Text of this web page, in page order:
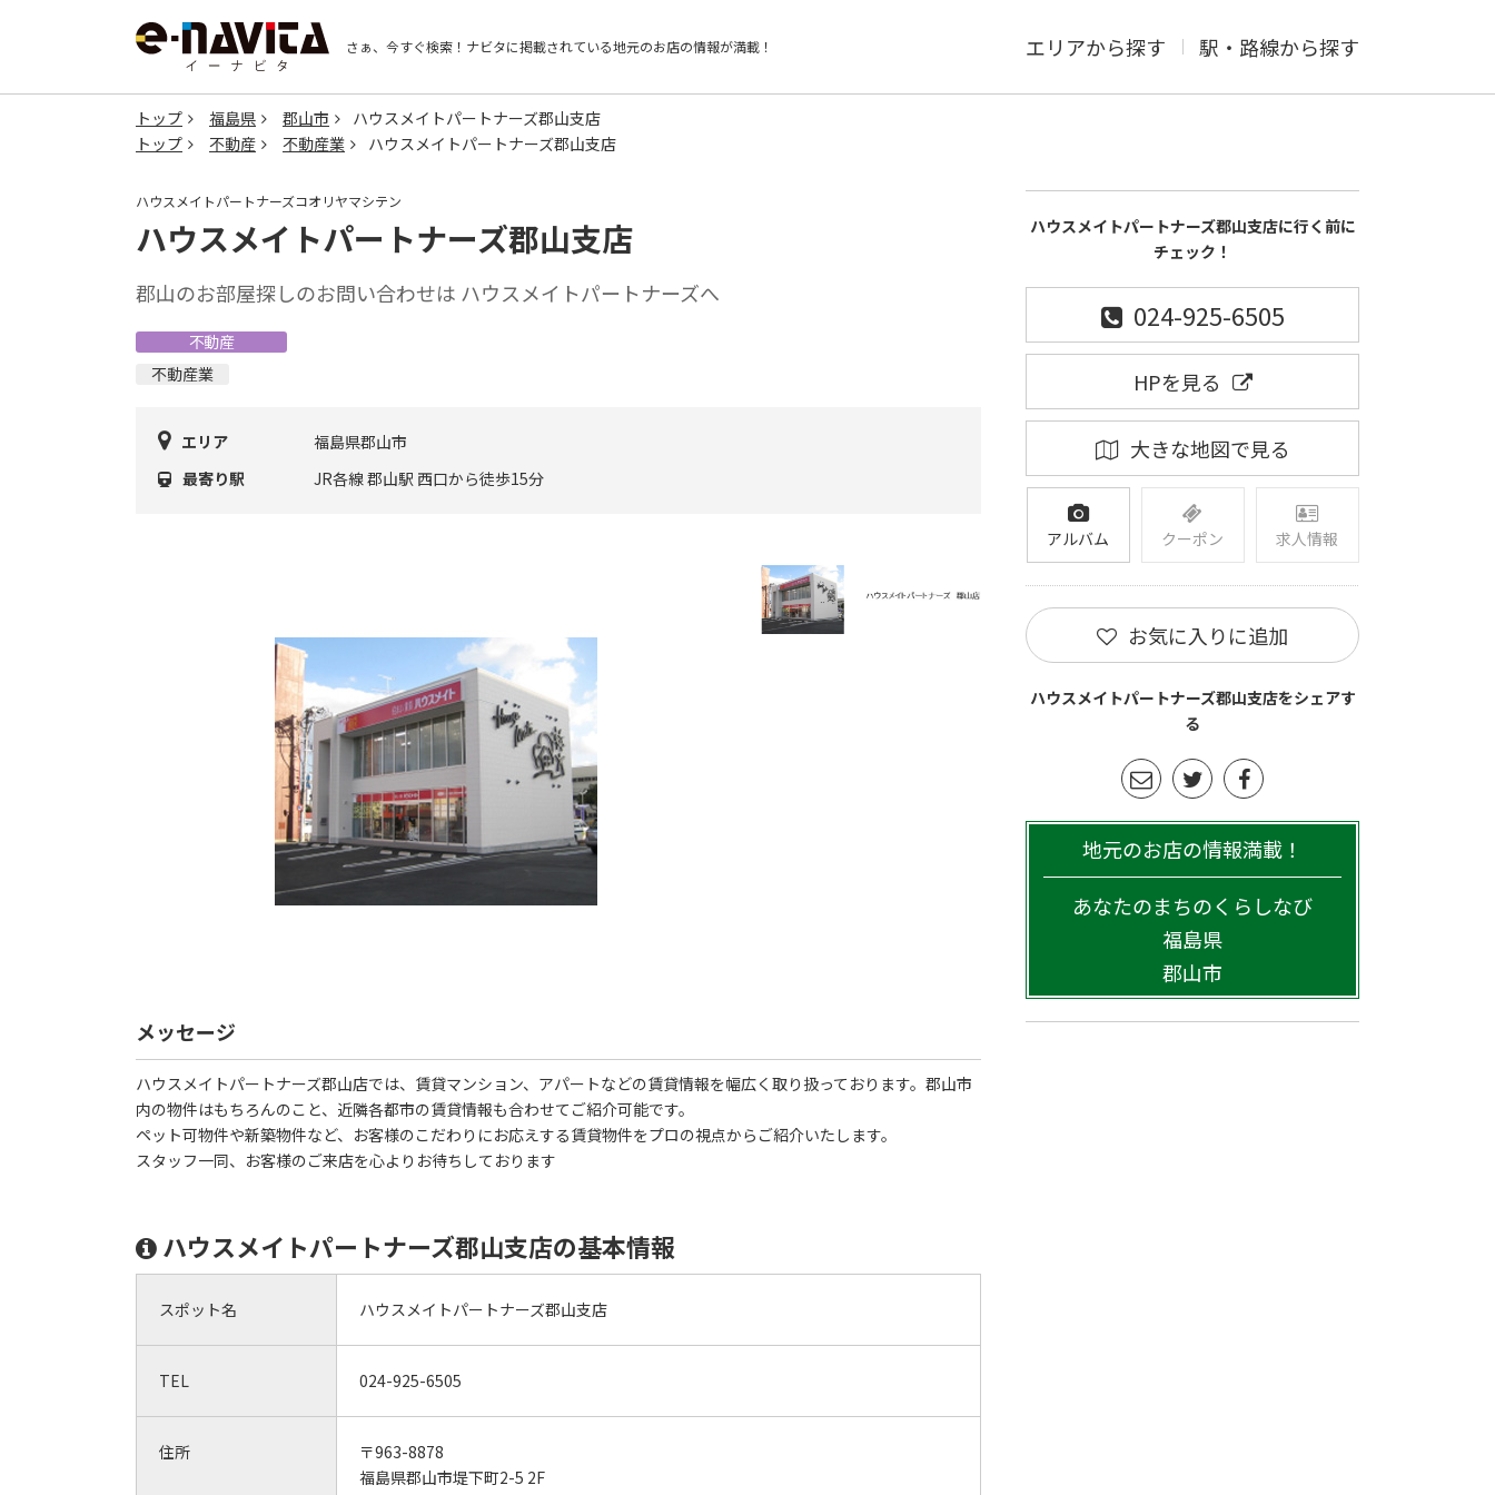
さぁ、今すぐ検索！ ナビタに掲載されている地元のお店の情報が満載！ エリアから探す 駅・路線から探す
トップ 福島県 郡山市
ハウスメイトパートナーズ郡山支店
トップ
不動産 不動産業 ハウスメイトパートナーズ郡山支店
ハウスメイトパートナーズコオリヤマシテン
ハウスメイトパートナーズ郡山支店
郡山のお部屋探しのお問い合わせは ハウスメイトパートナーズへ
不動産
不動産業
エリア
福島県郡山市
最寄り駅
JR各線 郡山駅 西口から徒歩15分
メッセージ
ハウスメイトパートナーズ郡山店では、賃貸マンション、アパートなどの賃貸情報を幅広く取り扱っております。郡山市
内の物件はもちろんのこと、近隣各都市の賃貸情報も合わせてご紹介可能です。
ペット可物件や新築物件など、お客様のこだわりにお応えする賃貸物件をプロの視点からご紹介いたします。
スタッフ一同、お客様のご来店を心よりお待ちしております
ハウスメイトパートナーズ郡山支店の基本情報
スポット名 ハウスメイトパートナーズ郡山支店
TEL 024-925-6505
住所
〒963-8878
福島県郡山市堤下町2-5 2F
ハウスメイトパートナーズ郡山支店に行く前に
チェック！
024-925-6505
HPを見る
大きな地図で見る
アルバム クーポン 求人情報
お気に入りに追加
ハウスメイトパートナーズ郡山支店をシェアす
る
地元のお店の情報満載！
あなたのまちのくらしなび
福島県
郡山市